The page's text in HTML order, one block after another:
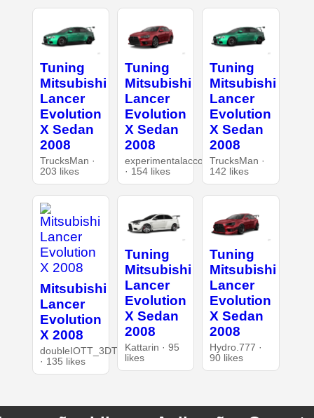
Tuning
Mitsubishi
Lancer
Evolution
X Sedan
2008
TrucksMan ·
203 likes
Tuning
Mitsubishi
Lancer
Evolution
X Sedan
2008
experimentalaccount
· 154 likes
Tuning
Mitsubishi
Lancer
Evolution
X Sedan
2008
TrucksMan ·
142 likes
Mitsubishi
Lancer
Evolution
X 2008
doubleIOTT_3DT
· 135 likes
Tuning
Mitsubishi
Lancer
Evolution
X Sedan
2008
Kattarin · 95
likes
Tuning
Mitsubishi
Lancer
Evolution
X Sedan
2008
Hydro.777 ·
90 likes